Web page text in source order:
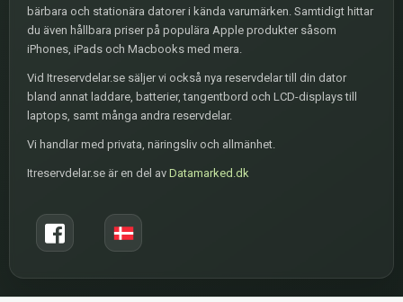
bärbara och stationära datorer i kända varumärken. Samtidigt hittar
du även hållbara priser på populära Apple produkter såsom
iPhones, iPads och Macbooks med mera.
Vid Itreservdelar.se säljer vi också nya reservdelar till din dator
bland annat laddare, batterier, tangentbord och LCD-displays till
laptops, samt många andra reservdelar.
Vi handlar med privata, näringsliv och allmänhet.
Itreservdelar.se är en del av Datamarked.dk